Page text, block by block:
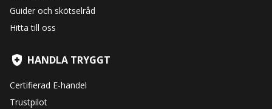
Guider och skötselråd
Hitta till oss
HANDLA TRYGGT
Certifierad E-handel
Trustpilot